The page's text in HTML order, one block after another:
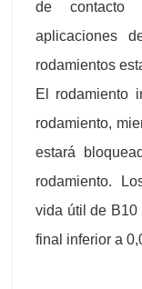
de contacto
aplicaciones
rodamientos
El rodamiento
rodamiento,
estará
rodamiento.
vida útil de B10
final inferior a